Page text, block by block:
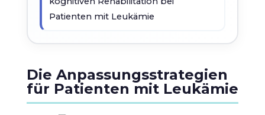
Patienten mit Leukämie
Die Anpassungsstrategien
für Patienten mit Leukämie